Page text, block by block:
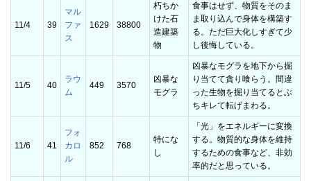
11/4 39
マル
ファ
ス
1629 38800
朽ちか
けた石
造建築
物
食事はせず、物質をそのま
ま取り込んで身体を構築す
る。ただ巨大化しすぎて少
し後悔している。
11/5 40
ラウ
ム
449 3570
凶暴な
モグラ
凶暴なモグラを地下から掘
り当てて貪り喰らう。間違
った生物を掘り当てるとぶ
ちキレて転げまわる。
11/6 41
フォ
カロ
ル
852 768
特にな
し
「光」をエネルギーに変換
する。物質的な身体を維持
するための食事など、非効
率的だと思っている。